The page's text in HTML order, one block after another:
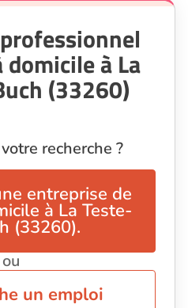
à La
(33260)
recherche ?
entreprise de
à La Teste-
(33260).
ou
un emploi